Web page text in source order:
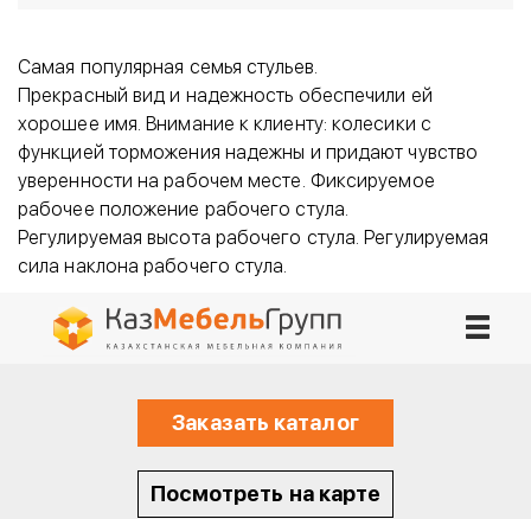
Самая популярная семья стульев.
Прекрасный вид и надежность обеспечили ей
хорошее имя. Внимание к клиенту: колесики с
функцией торможения надежны и придают чувство
уверенности на рабочем месте. Фиксируемое
рабочее положение рабочего стула.
Регулируемая высота рабочего стула. Регулируемая
сила наклона рабочего стула.
Заказать каталог
Посмотреть на карте